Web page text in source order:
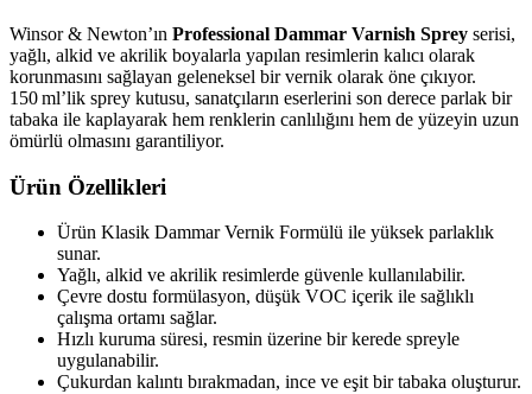
Winsor & Newton’ın Professional Dammar Varnish Sprey serisi,
yağlı, alkid ve akrilik boyalarla yapılan resimlerin kalıcı olarak
korunmasını sağlayan geleneksel bir vernik olarak öne çıkıyor.
150 ml’lik sprey kutusu, sanatçıların eserlerini son derece parlak bir
tabaka ile kaplayarak hem renklerin canlılığını hem de yüzeyin uzun
ömürlü olmasını garantiliyor.
Ürün Özellikleri
Ürün Klasik Dammar Vernik Formülü ile yüksek parlaklık
sunar.
Yağlı, alkid ve akrilik resimlerde güvenle kullanılabilir.
Çevre dostu formülasyon, düşük VOC içerik ile sağlıklı
çalışma ortamı sağlar.
Hızlı kuruma süresi, resmin üzerine bir kerede spreyle
uygulanabilir.
Çukurdan kalıntı bırakmadan, ince ve eşit bir tabaka oluşturur.